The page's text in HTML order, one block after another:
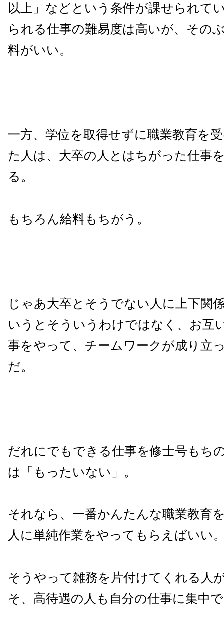
以上」などという条件が課せられて
られる仕事の難易度は高いが、その
料がいい。
一方、学位を取得せずに職業教育を
た人は、大卒の人とはちがった仕事
る。
もちろん給料もちがう。
じゃあ大卒とそうでない人に上下関
いうとそういうわけではなく、お互
事をやって、チームワークが成り立
だ。
だれにでもできる仕事を修士号もち
は「もったいない」。
それなら、一番かんたんな職業教育
人に単純作業をやってもらえばいい
そうやって雑務を片付けてくれる人
そ、高待遇の人も自分の仕事に集中